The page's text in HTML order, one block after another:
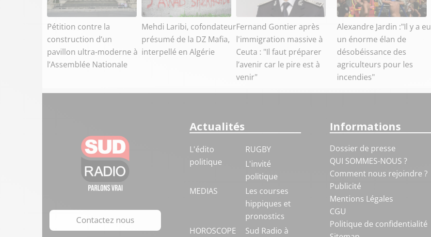
Pétition contre la
construction d’un
pavillon ultra-moderne à
l’Assemblée Nationale
Mehdi Laribi, cofondateur
présumé de la DZ Mafia,
interpellé en Algérie
Fernand Gontier après
l'immigration massive à
Ceuta : "Il faut préparer
l’avenir car le pire est à
venir"
Alexandre Jardin :"Il y a eu
un énorme élan de
désobéissance des
agriculteurs pour les
incendies"
Contactez nous
Actualités
L'édito
politique
RUGBY
L'invité
politique
MEDIAS
Les courses
hippiques et
pronostics
HOROSCOPE
Sud Radio à
Informations
Dossier de presse
QUI SOMMES-NOUS ?
Comment nous rejoindre ?
Publicité
Mentions Légales
CGU
Politique de confidentialité